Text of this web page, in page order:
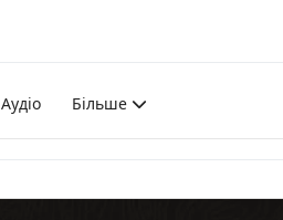
Аудіо Більше